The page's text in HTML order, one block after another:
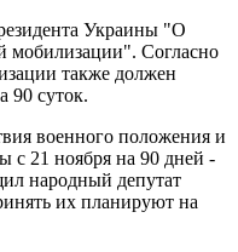
Украины "О
мобилизации". Согласно
также должен
90 суток.
военного положения и
с 21 ноября на 90 дней -
народный депутат
их планируют на